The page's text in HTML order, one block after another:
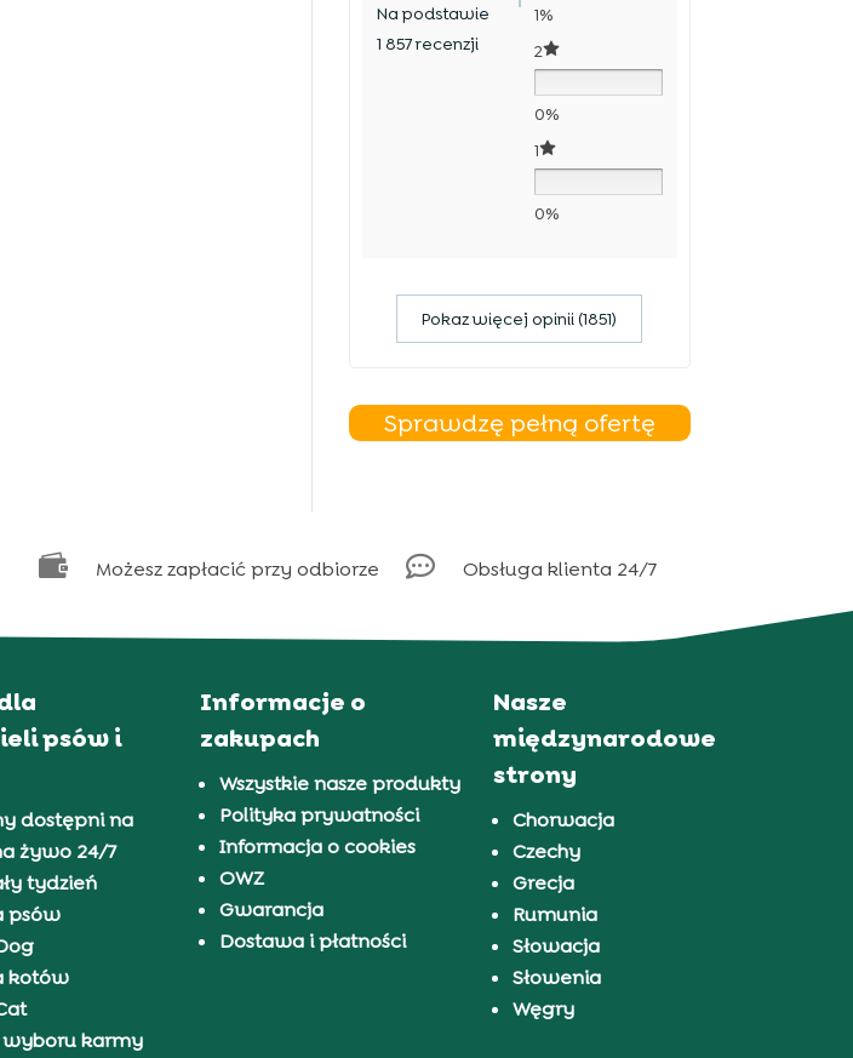
Na podstawie
1 857 recenzji
1%
2
0%
1
0%
Pokaz więcej opinii (1851)
Sprawdzę pełną ofertę
 Możesz zapłacić przy odbiorze  Obsługa klienta 24/7
psów i
dostępni na
żywo 24/7
tydzień
psów
kotów
wyboru karmy
Informacje o
zakupach
Wszystkie nasze produkty
Polityka prywatności
Informacja o cookies
OWZ
Gwarancja
Dostawa i płatności
Nasze
międzynarodowe
strony
Chorwacja
Czechy
Grecja
Rumunia
Słowacja
Słowenia
Węgry